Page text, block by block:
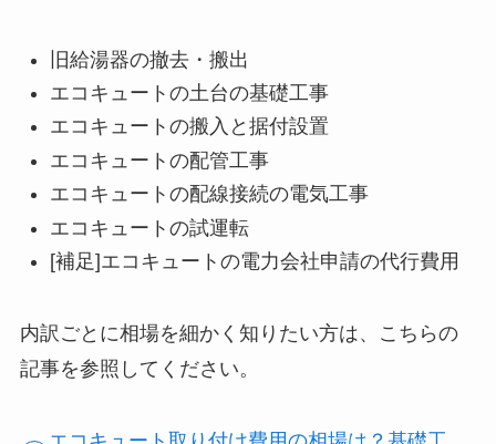
旧給湯器の撤去・搬出
エコキュートの土台の基礎工事
エコキュートの搬入と据付設置
エコキュートの配管工事
エコキュートの配線接続の電気工事
エコキュートの試運転
[補足]エコキュートの電力会社申請の代行費用
内訳ごとに相場を細かく知りたい方は、こちらの
記事を参照してください。